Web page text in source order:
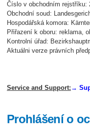
Číslo v obchodním rejstříku:
Obchodní soud:
Hospodářská komora:
Přiřazení k oboru: reklama,
Kontrolní úřad:
Aktuálni verze právních
Service and Support: →
Prohlášení o